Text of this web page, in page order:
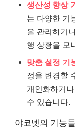
생산성 향상
는 다양한 기
을 관리하거
행 상황을 모
맞춤 설정 기
정을 변경할
개인화하거
수 있습니다.
야코넷의 기능